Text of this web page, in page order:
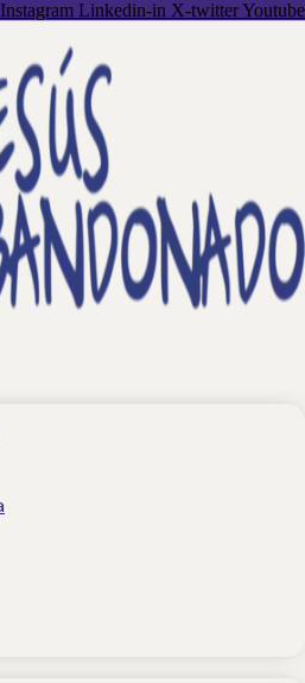
Instagram Linkedin-in X-twitterYoutube